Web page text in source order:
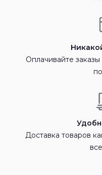
Оплачивайте
Доставка товаров